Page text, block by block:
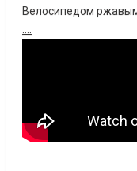
Велосипедом